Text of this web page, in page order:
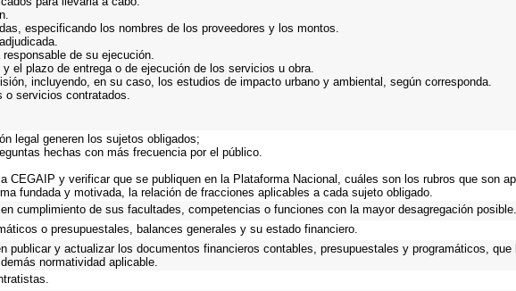
especificando los nombres de los proveedores y los montos.
de su ejecución.
el plazo de entrega o de ejecución de los servicios u obra.
incluyendo, en su caso, los estudios de impacto urbano y ambiental, según corresponda.
o servicios contratados.
legal generen los sujetos obligados;
hechas con más frecuencia por el público.
CEGAIP y verificar que se publiquen en la Plataforma Nacional, cuáles son los rubros que son
fundada y motivada, la relación de fracciones aplicables a cada sujeto obligado.
cumplimiento de sus facultades, competencias o funciones con la mayor desagregación posible.
o presupuestales, balances generales y su estado financiero.
publicar y actualizar los documentos financieros contables, presupuestales y programáticos,
normatividad aplicable.